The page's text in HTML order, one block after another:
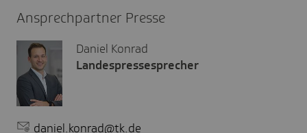
Ansprechpartner Presse
Daniel Konrad
Landespressesprecher
daniel.konrad@tk.de